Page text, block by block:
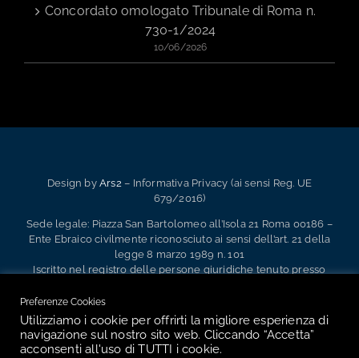
Concordato omologato Tribunale di Roma n.
730-1/2024
10/06/2026
Design byArs2 – Informativa Privacy (ai sensi Reg. UE
679/2016)
Sede legale: Piazza San Bartolomeo all’Isola 21 Roma 00186 –
Ente Ebraico civilmente riconosciuto ai sensi dell’art. 21 della
legge 8 marzo 1989 n. 101
Iscritto nel registro delle persone giuridiche tenuto presso
Persone Giuridiche al n. 2.133 – 1.991 – P.IVA 02133341004
FacebookInstagram
Email
Preferenze Cookies
Utilizziamo i cookie per offrirti la migliore esperienza di
navigazione sul nostro sito web. Cliccando “Accetta”
acconsenti all'uso di TUTTI i cookie.